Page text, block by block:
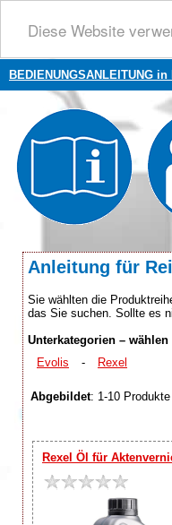
Diese Website
BEDIENUNGSANLEITUNG in
Anleitung für
Sie wählten die
das Sie suchen. Sollte es
Unterkategorien –
Evolis
- Rexel
Abgebildet: 1-10 Produkte
Rexel Öl für